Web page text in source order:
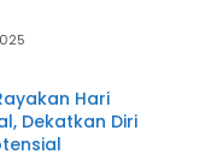
Hari
Dekatkan Diri